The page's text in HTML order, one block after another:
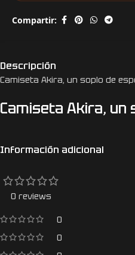
Compartir:
Descripción
Camiseta Akira, un soplo de
Camiseta Akira, un
Información adicional
0 reviews
0
0